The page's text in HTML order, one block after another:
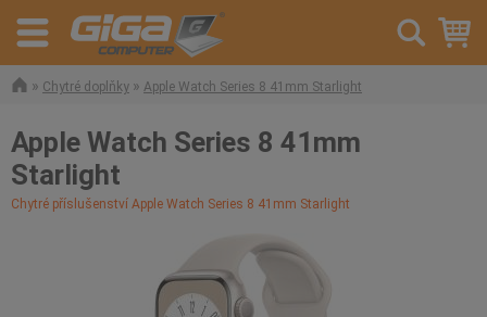
» Chytré doplňky » Apple Watch Series 8 41mm Starlight
Apple Watch Series 8 41mm
Starlight
Chytré příslušenství Apple Watch Series 8 41mm Starlight